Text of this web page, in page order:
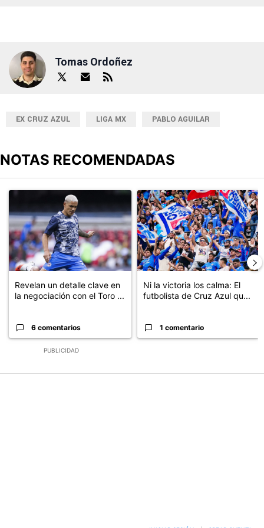
Tomas Ordoñez
EX CRUZ AZUL LIGA MX PABLO AGUILAR
NOTAS RECOMENDADAS
PUBLICIDAD
Un artículo de tendencia con el título "Revelan un detalle clave
Revelan un detalle clave en
la negociación con el Toro ...
6 comentarios
Un artículo de tendencia con el
Ni la victoria los calma: El
futbolista de Cruz Azul qu...
1 comentario